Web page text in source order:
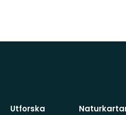
Utforska